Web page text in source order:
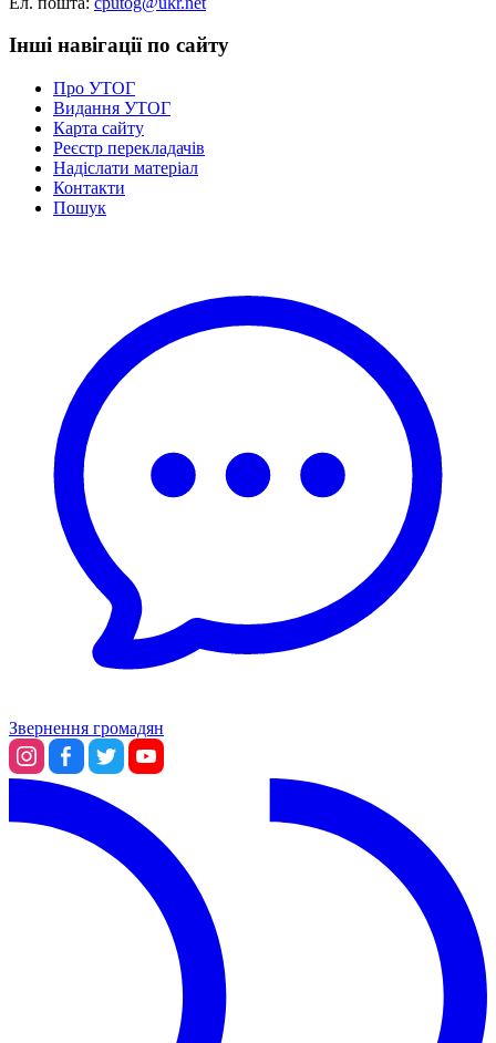
Інші навігації по сайту
Про УТОГ
Видання УТОГ
Карта сайту
Реєстр перекладачів
Надіслати матеріал
Контакти
Пошук
Звернення громадян